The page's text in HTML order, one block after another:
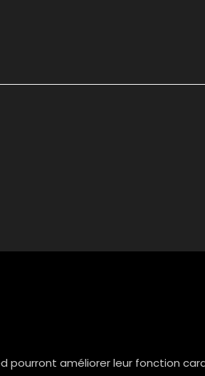
pourront améliorer leur fonction